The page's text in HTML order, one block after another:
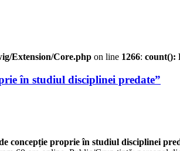
Extension/Core.php on line 1266: count():
în studiul disciplinei predate”
concepție proprie în studiul disciplinei